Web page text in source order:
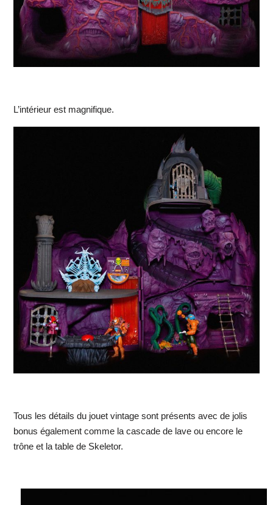
L’intérieur est magnifique.
Tous les détails du jouet vintage sont présents avec de jolis
bonus également comme la cascade de lave ou encore le
trône et la table de Skeletor.